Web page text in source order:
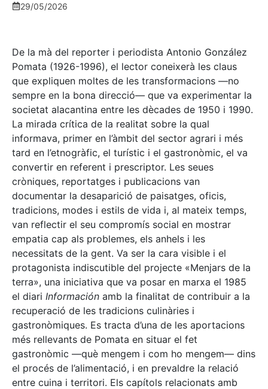
29/05/2026
De la mà del reporter i periodista Antonio González
Pomata (1926-1996), el lector coneixerà les claus
que expliquen moltes de les transformacions —no
sempre en la bona direcció— que va experimentar la
societat alacantina entre les dècades de 1950 i 1990.
La mirada crítica de la realitat sobre la qual
informava, primer en l’àmbit del sector agrari i més
tard en l’etnogràfic, el turístic i el gastronòmic, el va
convertir en referent i prescriptor. Les seues
cròniques, reportatges i publicacions van
documentar la desaparició de paisatges, oficis,
tradicions, modes i estils de vida i, al mateix temps,
van reflectir el seu compromís social en mostrar
empatia cap als problemes, els anhels i les
necessitats de la gent. Va ser la cara visible i el
protagonista indiscutible del projecte «Menjars de la
terra», una iniciativa que va posar en marxa el 1985
el diari Información amb la finalitat de contribuir a la
recuperació de les tradicions culinàries i
gastronòmiques. Es tracta d’una de les aportacions
més rellevants de Pomata en situar el fet
gastronòmic —què mengem i com ho mengem— dins
el procés de l’alimentació, i en prevaldre la relació
entre cuina i territori. Els capítols relacionats amb